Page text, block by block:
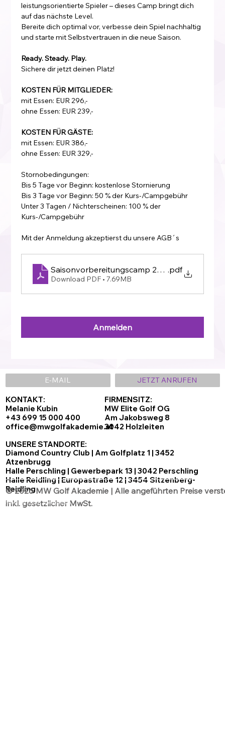
leistungsorientierte Spieler – dieses Camp bringt dich
auf das nächste Level.
Bereite dich optimal vor, verbesse dein Spiel nachhaltig
und starte mit Selbstvertrauen in die neue Saison.
Ready. Steady. Play.
Sichere dir jetzt deinen Platz!
KOSTEN FÜR MITGLIEDER:
mit Essen: EUR 296,-
ohne Essen: EUR 239,-
KOSTEN FÜR GÄSTE:
mit Essen: EUR 386,-
ohne Essen: EUR 329,-
Stornobedingungen:
Bis 5 Tage vor Beginn: kostenlose Stornierung
Bis 3 Tage vor Beginn: 50 % der Kurs-/Campgebühr
Unter 3 Tagen / Nichterscheinen: 100 % der
Kurs-/Campgebühr
Mit der Anmeldung akzeptierst du unsere AGB´s
Saisonvorbereitungscamp 2027.pdf
Download PDF • 7.69MB
Anmelden
FIRMENSITZ:
MW Elite Golf OG
Am Jakobsweg 8
3042 Holzleiten
Diamond Country Club | Am Golfplatz 1 | 3452
Atzenbrugg
Halle Perschling | Gewerbepark 13 | 3042 Perschling
Halle Reidling | Europastraße 12 | 3454 Sitzenberg-
Reidling
UNSERE STANDORTE:
KONTAKT:
Melanie Kubin
+43 699 15 000 400
office@mwgolfakademie.at
JETZT ANRUFEN
© 2026 MW Golf Akademie | Alle angeführten Preise
inkl. gesetzlicher MwSt.
DatenschutzAGB´sImpressum
E-MAIL